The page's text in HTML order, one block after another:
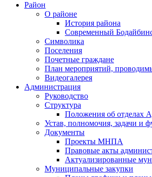
Район
О районе
История района
Современный
Символика
Поселения
Почетные граждане
План мероприятий,
Видеогалерея
Администрация
Руководство
Структура
Положения об отделах
Устав, полномочия, задачи и
Документы
Проекты МНПА
Правовые акты
Актуализированные
Муниципальные закупки